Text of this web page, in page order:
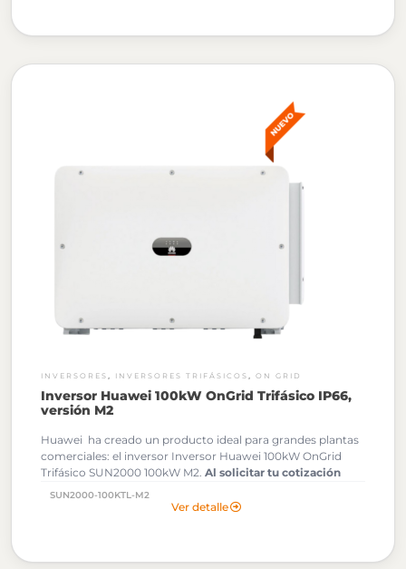
INVERSORES INVERSORES TRIFÁSICOS ON GRID
Inversor Huawei 100kW OnGrid Trifásico IP66,
versión M2
Huawei ha creado un producto ideal para grandes plantas
comerciales: el inversor Inversor Huawei 100kW OnGrid
Trifásico SUN2000 100kW M2. Al solicitar tu cotización
podrás descargar gratuitamente los Archivos OND de
SUN2000-100KTL-M2
Ver detalle